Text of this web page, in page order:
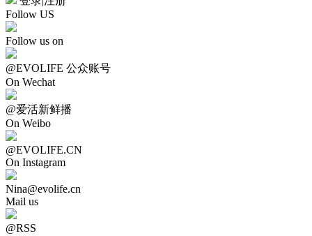
Follow US
Follow us on
@EVOLIFE 公众账号
On Wechat
@爱活新鲜播
On Weibo
@EVOLIFE.CN
On Instagram
Nina@evolife.cn
Mail us
@RSS